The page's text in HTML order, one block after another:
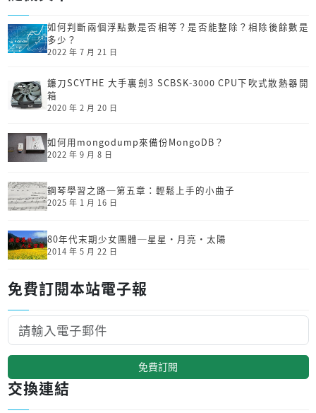
如何判斷兩個浮點數是否相等？是否能整除？相除後餘數是
多少？
2022 年 7 月 21 日
鐮刀SCYTHE 大手裏劍3 SCBSK-3000 CPU下吹式散熱器開
箱
2020 年 2 月 20 日
如何用mongodump來備份MongoDB？
2022 年 9 月 8 日
鋼琴學習之路─第五章：輕鬆上手的小曲子
2025 年 1 月 16 日
80年代末期少女團體─星星‧月亮‧太陽
2014 年 5 月 22 日
免費訂閱本站電子報
免費訂閱
交換連結